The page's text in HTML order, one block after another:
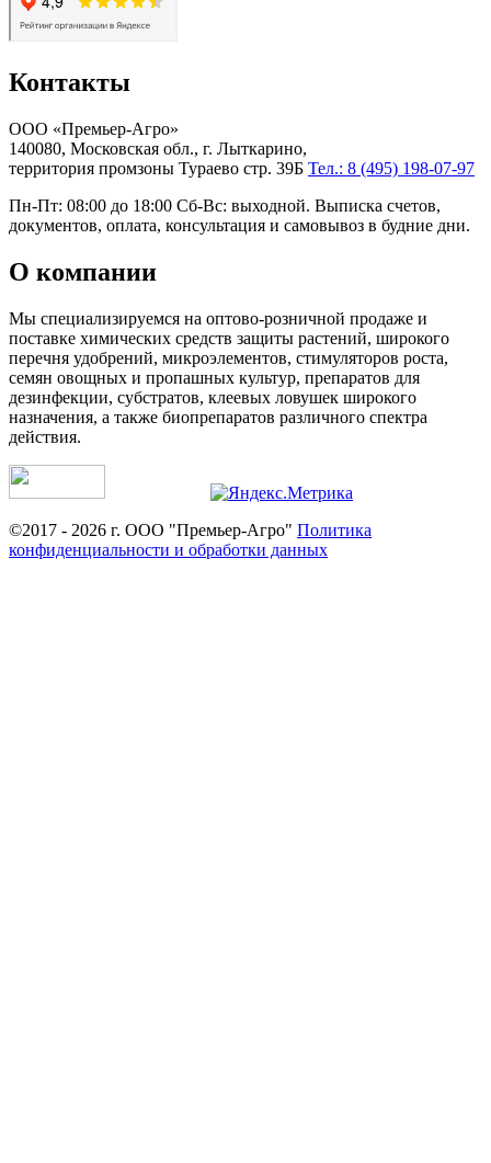
Контакты
ООО «Премьер-Агро»
140080, Московская обл., г. Лыткарино,
территория промзоны Тураево стр. 39Б Тел.: 8 (495) 198-07-97
Пн-Пт: 08:00 до 18:00 Сб-Вс: выходной. Выписка счетов,
документов, оплата, консультация и самовывоз в будние дни.
О компании
Мы специализируемся на оптово-розничной продаже и
поставке химических средств защиты растений, широкого
перечня удобрений, микроэлементов, стимуляторов роста,
семян овощных и пропашных культур, препаратов для
дезинфекции, субстратов, клеевых ловушек широкого
назначения, а также биопрепаратов различного спектра
действия.
©2017 - 2026 г. ООО "Премьер-Агро" Политика
конфиденциальности и обработки данных